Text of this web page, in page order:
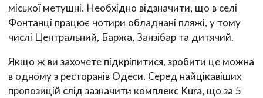
міської метушні. Необхідно відзначити, що в селі
Фонтанці працює чотири обладнані пляжі, у тому
числі Центральний, Баржа, Занзібар та дитячий.
Якщо ж ви захочете підкріпитися, зробити це можна
в одному з ресторанів Одеси. Серед найцікавіших
пропозицій слід зазначити комплекс Kura, що за 5